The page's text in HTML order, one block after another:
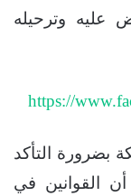
عليه وترحيله
https://
بضرورة التأكد
القوانين في